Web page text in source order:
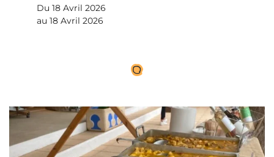
Du 18 Avril 2026
au 18 Avril 2026